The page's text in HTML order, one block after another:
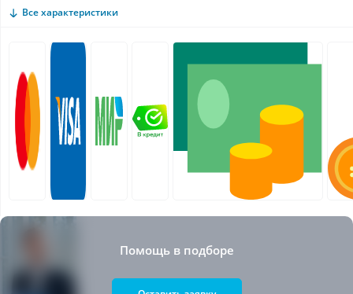
Все характеристики
Помощь в подборе